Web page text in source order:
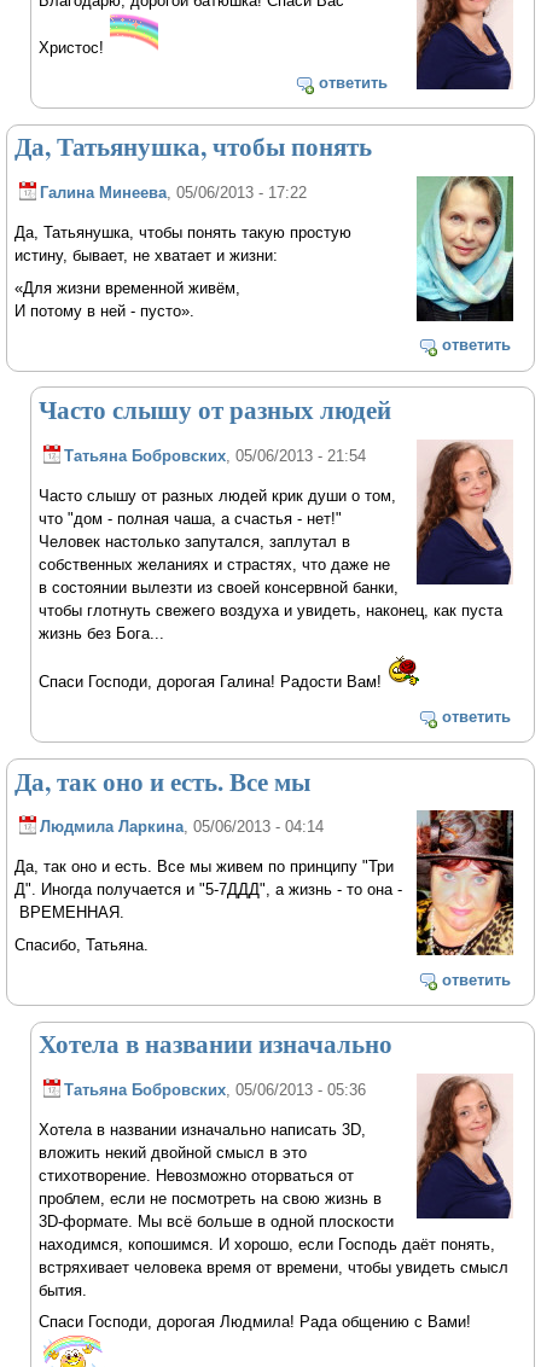
Христос!
ответить
Да, Татьянушка, чтобы понять
Галина Минеева, 05/06/2013 - 17:22
Да, Татьянушка, чтобы понять такую простую
истину, бывает, не хватает и жизни:
«Для жизни временной живём,
И потому в ней - пусто».
ответить
Часто слышу от разных людей
Татьяна Бобровских , 05/06/2013 - 21:54
Часто слышу от разных людей крик души о том,
что "дом - полная чаша, а счастья - нет!"
Человек настолько запутался, заплутал в
собственных желаниях и страстях, что даже не
в состоянии вылезти из своей консервной банки,
чтобы глотнуть свежего воздуха и увидеть, наконец, как пуста
жизнь без Бога...
Спаси Господи, дорогая Галина! Радости Вам!
ответить
Да, так оно и есть. Все мы
Людмила Ларкина, 05/06/2013 - 04:14
Да, так оно и есть. Все мы живем по принципу "Три
Д". Иногда получается и "5-7ДДД", а жизнь - то она -
ВРЕМЕННАЯ.
Спасибо, Татьяна.
ответить
Хотела в названии изначально
Татьяна Бобровских , 05/06/2013 - 05:36
Хотела в названии изначально написать 3D,
вложить некий двойной смысл в это
стихотворение. Невозможно оторваться от
проблем, если не посмотреть на свою жизнь в
3D-формате. Мы всё больше в одной плоскости
находимся, копошимся. И хорошо, если Господь даёт понять,
встряхивает человека время от времени, чтобы увидеть смысл
бытия.
Спаси Господи, дорогая Людмила! Рада общению с Вами!